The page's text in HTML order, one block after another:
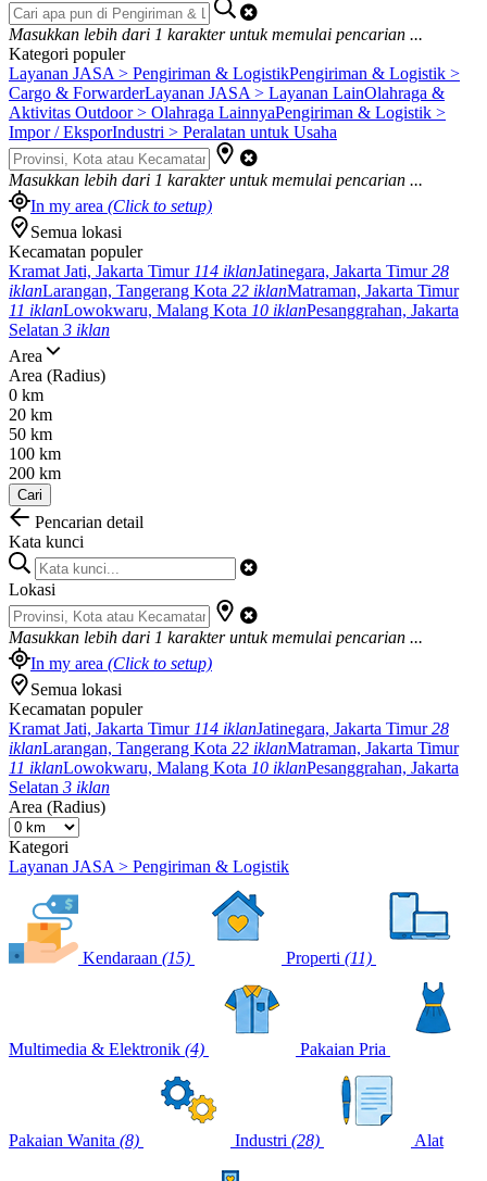
Masukkan lebih dari 1 karakter untuk memulai pencarian ...
Kategori populer
Layanan JASA > Pengiriman & LogistikPengiriman & Logistik >
Cargo & ForwarderLayanan JASA > Layanan LainOlahraga &
Aktivitas Outdoor > Olahraga LainnyaPengiriman & Logistik >
Impor / EksporIndustri > Peralatan untuk Usaha
Masukkan lebih dari 1 karakter untuk memulai pencarian ...
In my area (Click to setup)
Semua lokasi
Kecamatan populer
Kramat Jati, Jakarta Timur 114 iklanJatinegara, Jakarta Timur28
iklanLarangan, Tangerang Kota 22 iklanMatraman, Jakarta Timur
11 iklanLowokwaru, Malang Kota 10 iklanPesanggrahan, Jakarta
Selatan 3 iklan
Area
Area (Radius)
0 km
20 km
50 km
100 km
200 km
Cari
Pencarian detail
Kata kunci
Lokasi
Masukkan lebih dari 1 karakter untuk memulai pencarian ...
In my area (Click to setup)
Semua lokasi
Kecamatan populer
Kramat Jati, Jakarta Timur 114 iklanJatinegara, Jakarta Timur28
iklanLarangan, Tangerang Kota 22 iklanMatraman, Jakarta Timur
11 iklanLowokwaru, Malang Kota 10 iklanPesanggrahan, Jakarta
Selatan 3 iklan
Area (Radius)
Kategori
Layanan JASA > Pengiriman & Logistik
Kendaraan (15) Properti (11)
Multimedia & Elektronik (4) Pakaian Pria
Pakaian Wanita (8) Industri (28) Alat